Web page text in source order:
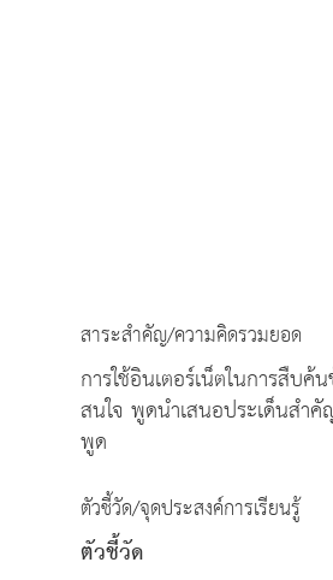
สาระสำคัญ/ความคิดรวมยอด
การใช้อินเตอร์เน็ตในการสืบ
สนใจ พูดนำเสนอประเด็นสำ
พูด
ตัวชี้วัด/จุดประสงค์การเรียนรู้
ตัวชี้วัด